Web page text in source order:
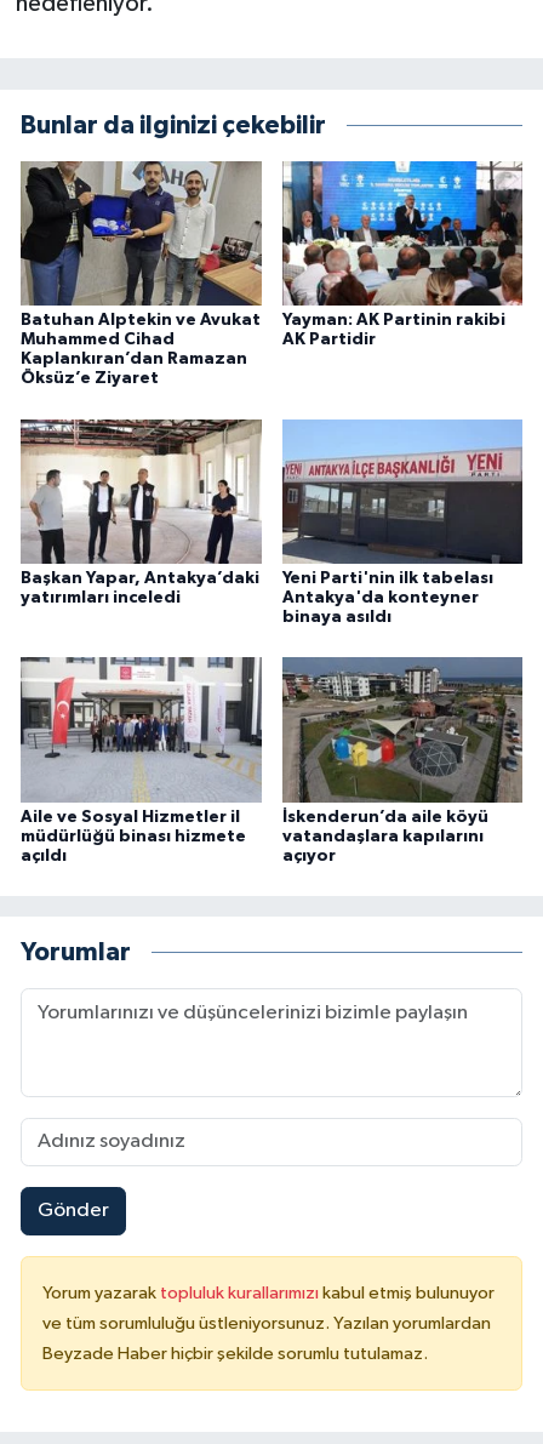
Bunlar da ilginizi çekebilir
Batuhan Alptekin ve Avukat
Muhammed Cihad
Kaplankıran’dan Ramazan
Öksüz’e Ziyaret
Yayman: AK Partinin rakibi
AK Partidir
Başkan Yapar, Antakya’daki
yatırımları inceledi
Yeni Parti'nin ilk tabelası
Antakya'da konteyner
binaya asıldı
Aile ve Sosyal Hizmetler il
müdürlüğü binası hizmete
açıldı
İskenderun’da aile köyü
vatandaşlara kapılarını
açıyor
Yorumlar
Gönder
Yorum yazarak topluluk kurallarımızı kabul etmiş bulunuyor
ve tüm sorumluluğu üstleniyorsunuz. Yazılan yorumlardan
Beyzade Haber hiçbir şekilde sorumlu tutulamaz.